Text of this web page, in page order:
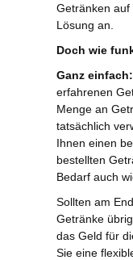
Getränken auf
Lösung an.
Doch wie
Ganz einfach:
erfahrenen
Menge an
tatsächlich
Ihnen einen
bestellten
Bedarf auch
Sollten am
Getränke
das Geld für
Sie eine